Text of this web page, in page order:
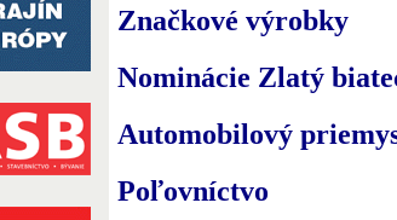
Značkové výrobky
Nominácie Zlatý
Automobilový
Poľovníctvo